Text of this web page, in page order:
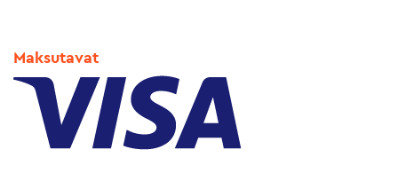
Maksutavat